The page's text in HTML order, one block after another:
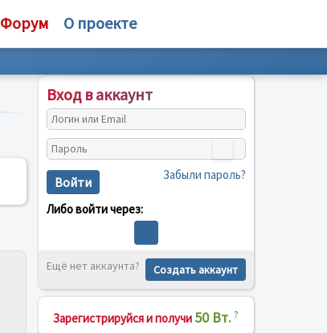
Форум О проекте
Вход в аккаунт
Войти Забыли пароль?
Либо войти через:
Ещё нет аккаунта? Создать аккаунт
Зарегистрируйся и получи 50 Вт. ?